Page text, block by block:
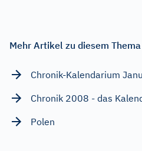
Mehr Artikel zu diesem Thema
Chronik-Kalendarium
Chronik 2008 - das
Polen